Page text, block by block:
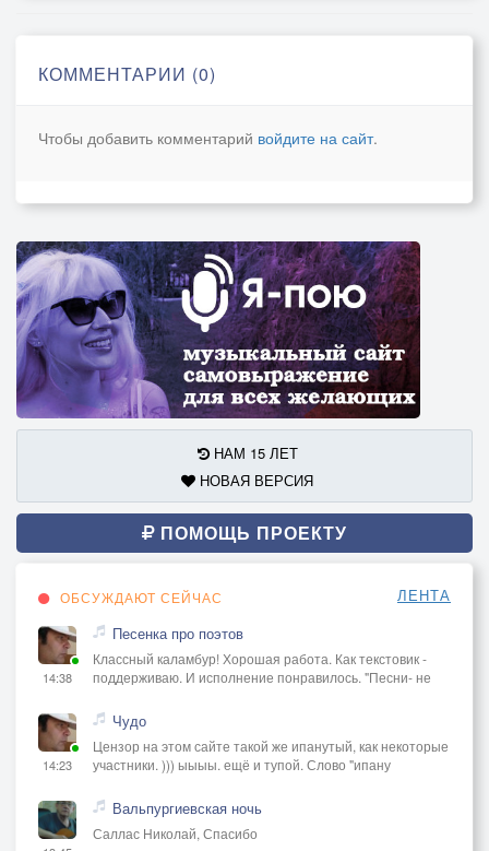
КОММЕНТАРИИ (0)
Чтобы добавить комментарий войдите на сайт.
НАМ 15 ЛЕТ
НОВАЯ ВЕРСИЯ
ПОМОЩЬ ПРОЕКТУ
ОБСУЖДАЮТ СЕЙЧАС ЛЕНТА
14:38
Песенка про поэтов
Классный каламбур! Хорошая работа. Как текстовик -
поддерживаю. И исполнение понравилось. "Песни- не
14:23
Чудо
Цензор на этом сайте такой же ипанутый, как некоторые
участники. ))) ыыыы. ещё и тупой. Слово "ипану
Вальпургиевская ночь
Саллас Николай, Спасибо